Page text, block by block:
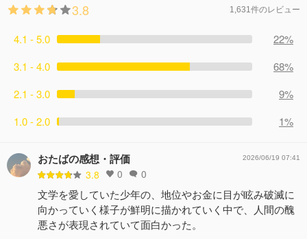
3.8 1,631件のレビュー
4.1 - 5.0
22%
3.1 - 4.0
68%
2.1 - 3.0
9%
1.0 - 2.0
1%
おたばの感想・評価
3.8 0 0
2026/06/19 07:41
文学を愛していた少年の、地位やお金に目が眩み破滅に
向かっていく様子が鮮明に描かれていく中で、人間の醜
悪さが表現されていて面白かった。